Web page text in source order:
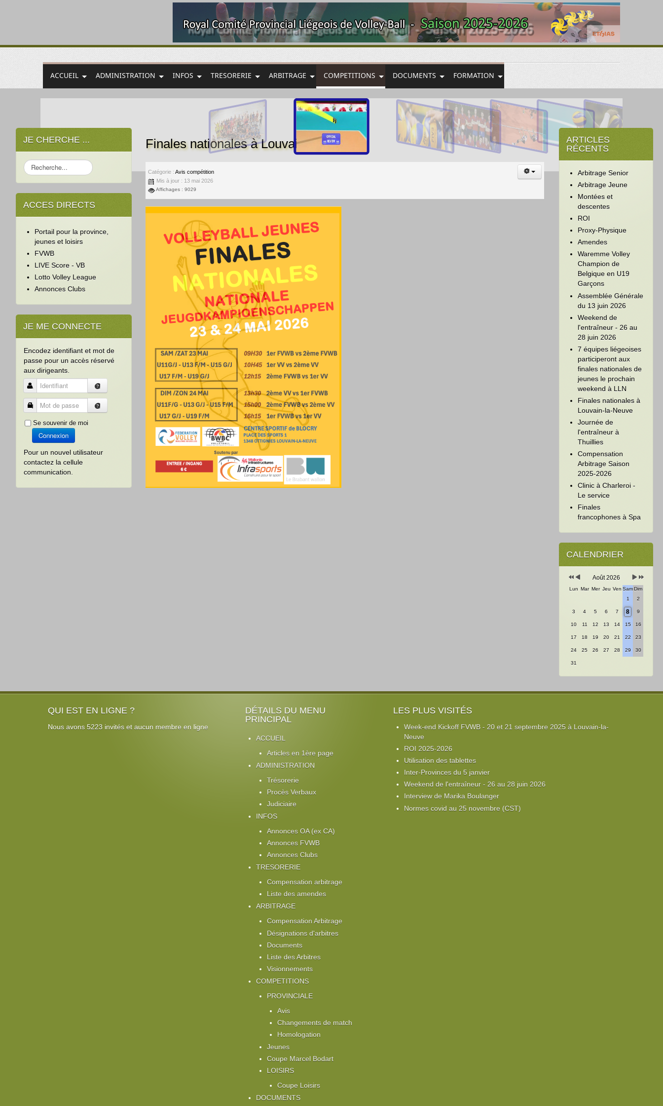
ACCUEIL ADMINISTRATION INFOS TRESORERIE ARBITRAGE COMPETITIONS DOCUMENTS FORMATION
Finales nationales à Louvain-la-Neuve
Catégorie :Avis compétition
Mis à jour : 13 mai 2026
Affichages : 9029
JE CHERCHE ...
Rechercher
ACCES DIRECTS
Portail pour la province,
jeunes et loisirs
FVWB
LIVE Score - VB
Lotto Volley League
Annonces Clubs
JE ME CONNECTE
Encodez identifiant et mot de
passe pour un accès réservé
aux dirigeants.
Identifiant
Mot de passe
Se souvenir de moi
Connexion
Pour un nouvel utilisateur
contactez la cellule
communication.
ARTICLES
RÉCENTS
Arbitrage Senior
Arbitrage Jeune
Montées et
descentes
ROI
Proxy-Physique
Amendes
Waremme Volley
Champion de
Belgique en U19
Garçons
Assemblée Générale
du 13 juin 2026
Weekend de
l'entraîneur - 26 au
28 juin 2026
7 équipes liégeoises
participeront aux
finales nationales de
jeunes le prochain
weekend à LLN
Finales nationales à
Louvain-la-Neuve
Journée de
l'entraîneur à
Thuillies
Compensation
Arbitrage Saison
2025-2026
Clinic à Charleroi -
Le service
Finales
francophones à Spa
CALENDRIER
Année
précédente
Mois
précédent
Année
Mois
Août 2026
Lun Mar Mer Jeu Ven SamDim
1
2
3 4 5 6 7 8 9
10 11 12 13 14 15 16
17 18 19 20 21 22 23
24 25 26 27 28 29 30
31
QUI EST EN LIGNE ?
Nous avons 5223 invités et aucun membre en ligne
DÉTAILS DU MENU
PRINCIPAL
ACCUEIL
Articles en 1ère page
ADMINISTRATION
Trésorerie
Procès Verbaux
Judiciaire
INFOS
Annonces OA (ex CA)
Annonces FVWB
Annonces Clubs
TRESORERIE
Compensation arbitrage
Liste des amendes
ARBITRAGE
Compensation Arbitrage
Désignations d'arbitres
Documents
Liste des Arbitres
Visionnements
COMPETITIONS
PROVINCIALE
Avis
Changements de match
Homologation
Jeunes
Coupe Marcel Bodart
LOISIRS
Coupe Loisirs
DOCUMENTS
LES PLUS VISITÉS
Week-end Kickoff FVWB - 20 et 21 septembre 2025 à Louvain-la-
Neuve
ROI 2025-2026
Utilisation des tablettes
Inter-Provinces du 5 janvier
Weekend de l'entraîneur - 26 au 28 juin 2026
Interview de Marika Boulanger
Normes covid au 25 novembre (CST)